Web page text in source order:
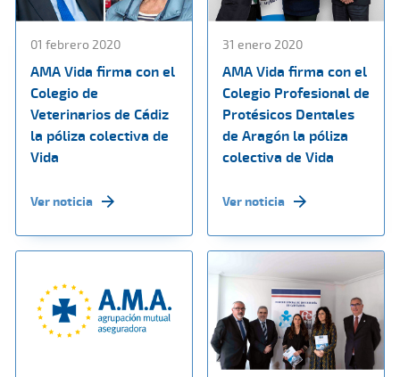
01 febrero 2020
AMA Vida firma con el
Colegio de
Veterinarios de Cádiz
la póliza colectiva de
Vida
Ver noticia
31 enero 2020
AMA Vida firma con el
Colegio Profesional de
Protésicos Dentales
de Aragón la póliza
colectiva de Vida
Ver noticia